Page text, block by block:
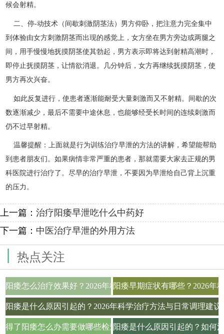
候会射精。
二、停-动技术（间歇刺激阴茎法）男方仰卧，把注意力完全集中
到体验由女方刺激阴茎而出现的感觉上，女方坐在男方旁边或两腿之
间，用手慢慢地抚摸阴茎使其勃起，男方表示即将达到射精高潮时，
即停止抚摸阴茎，让情欲消退。几分钟后，女方再继续抚摸阴茎，使
男方再次兴奋。
如此反复进行，使患者逐渐能耐受大量刺激而又不射精。间歇的次
数逐渐减少，最后不需要中途休息，也能够经受长时间的连续刺激而
仍不过早射精。
温馨提醒：上面就是行为训练治疗早泄的方法的讲解，希望能帮助
到患者朋友们。如果病情非常严重的患者，那就需要大家去正规的男
科医院进行治疗了。尽早的治疗早泄，不要因为早泄给自己背上沉重
的压力。
上一篇： 治疗阳痿早泄吃什么中药好
下一篇： 中医治疗早泄的外用方法
| 热点关注
阳痿怎么治疗效果好？2026年科学用药与生活调理全攻略
阳痿早期症状有哪些？2026年
阳痿是什么原因引起的？2026年科学治疗方法与日常调理建议
得了阳痿怎么办需要做哪些检查项目才能确诊阳痿是什么原因引起的？如何